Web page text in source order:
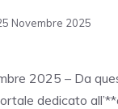
Novembre 2025
2025 – Da
dedicato